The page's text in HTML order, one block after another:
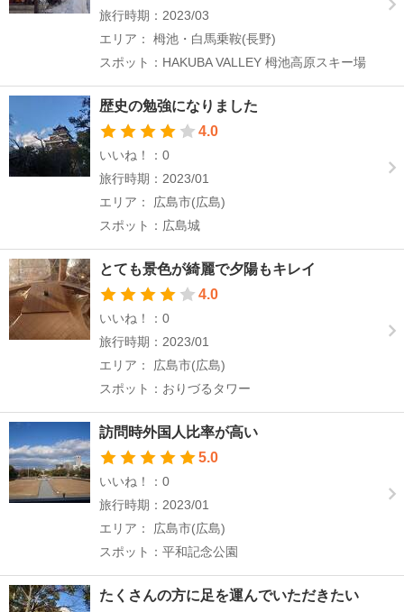
旅行時期：2023/03
エリア： 栂池・白馬乗鞍(長野)
スポット：HAKUBA VALLEY 栂池高原スキー場
歴史の勉強になりました
4.0
いいね！：0
旅行時期：2023/01
エリア： 広島市(広島)
スポット：広島城
とても景色が綺麗で夕陽もキレイ
4.0
いいね！：0
旅行時期：2023/01
エリア： 広島市(広島)
スポット：おりづるタワー
訪問時外国人比率が高い
5.0
いいね！：0
旅行時期：2023/01
エリア： 広島市(広島)
スポット：平和記念公園
たくさんの方に足を運んでいただきたい